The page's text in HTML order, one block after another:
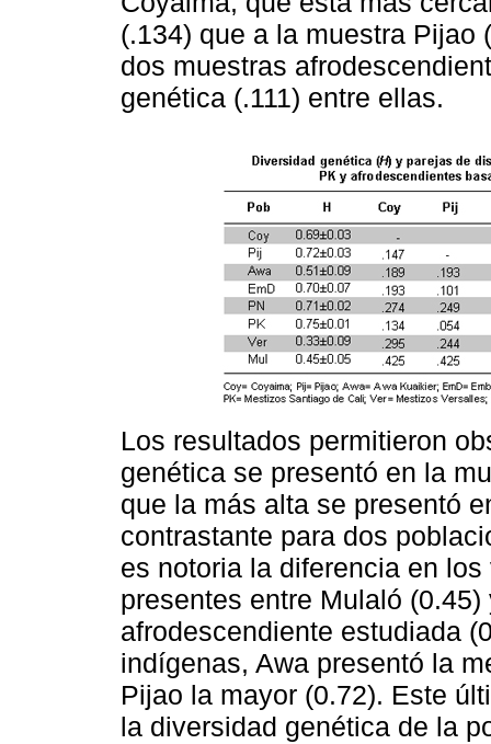
(.134) que a la muestra Pijao
dos muestras
genética (.111) entre ellas.
Los resultados permitieron
genética se presentó en la
que la más alta se presentó
contrastante para dos
es notoria la diferencia en
presentes entre Mulaló
afrodescendiente estudiada
indígenas, Awa presentó la
Pijao la mayor (0.72). Este
la diversidad genética de la